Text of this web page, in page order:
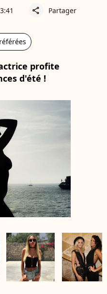
share Partager
profite
d'été !